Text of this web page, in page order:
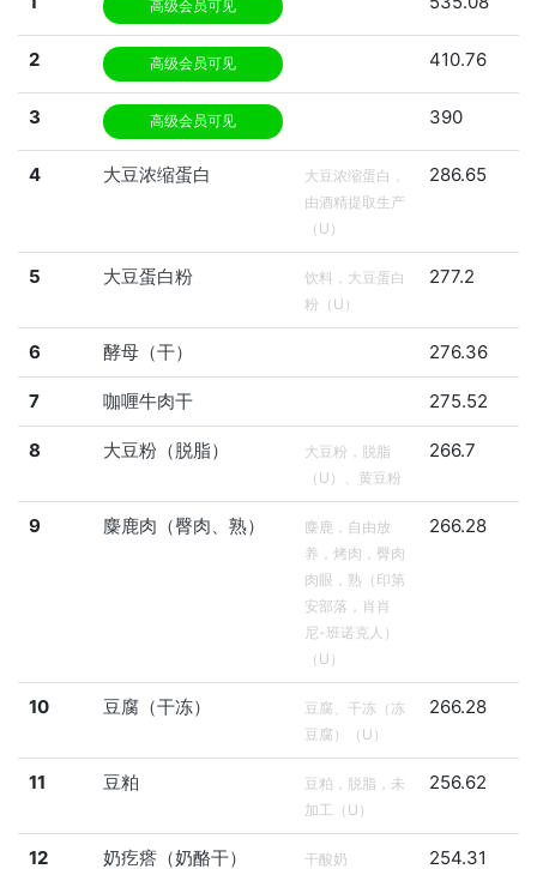
高级会员可见
2 高级会员可见 410.76
3 高级会员可见 390
4 大豆浓缩蛋白
大豆浓缩蛋白，
由酒精提取生产
（U）
286.65
5 大豆蛋白粉
饮料，大豆蛋白
粉（U）
277.2
6 酵母（干） 276.36
7 咖喱牛肉干 275.52
8 大豆粉（脱脂）
大豆粉，脱脂
（U）、黄豆粉
266.7
9 麋鹿肉（臀肉、熟）
麋鹿，自由放
养，烤肉，臀肉
肉眼，熟（印第
安部落，肖肖
尼-班诺克人）
（U）
266.28
10 豆腐（干冻）
豆腐、干冻（冻
豆腐）（U）
266.28
11 豆粕
豆粕，脱脂，未
加工（U）
256.62
12 奶疙瘩（奶酪干） 干酸奶 254.31